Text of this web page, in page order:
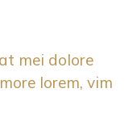
mei dolore
lorem, vim